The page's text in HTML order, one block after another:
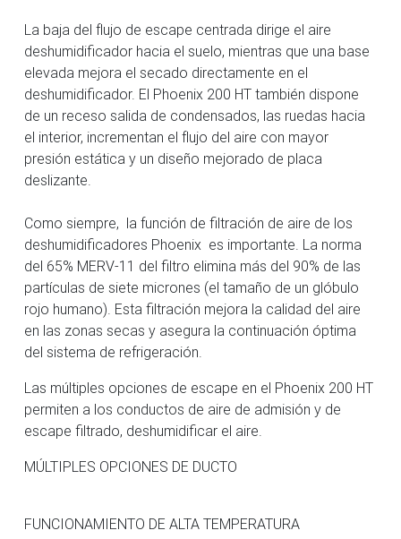
La baja del flujo de escape centrada dirige el aire
deshumidificador hacia el suelo, mientras que una base
elevada mejora el secado directamente en el
deshumidificador. El Phoenix 200 HT también dispone
de un receso salida de condensados, las ruedas hacia
el interior, incrementan el flujo del aire con mayor
presión estática y un diseño mejorado de placa
deslizante.
Como siempre, la función de filtración de aire de los
deshumidificadores Phoenix es importante. La norma
del 65% MERV-11 del filtro elimina más del 90% de las
partículas de siete micrones (el tamaño de un glóbulo
rojo humano). Esta filtración mejora la calidad del aire
en las zonas secas y asegura la continuación óptima
del sistema de refrigeración.
Las múltiples opciones de escape en el Phoenix 200 HT
permiten a los conductos de aire de admisión y de
escape filtrado, deshumidificar el aire.
MÚLTIPLES OPCIONES DE DUCTO
FUNCIONAMIENTO DE ALTA TEMPERATURA